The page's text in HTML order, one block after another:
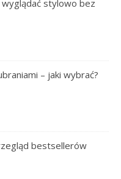
wyglądać stylowo bez
– jaki wybrać?
bestsellerów